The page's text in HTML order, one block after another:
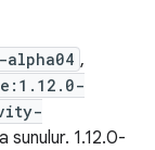
,
sunulur. 1.12.0-